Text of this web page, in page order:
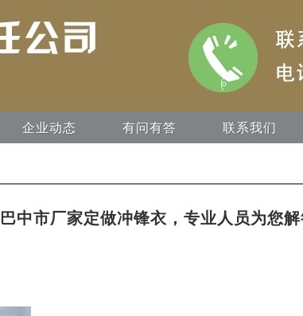
企业动态 有问有答 联系我们
巴中市厂家定做冲锋衣，专业人员为您